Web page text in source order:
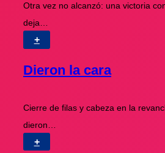
Otra vez no alcanzó: una victoria
deja…
+
Dieron la cara
Cierre de filas y cabeza en la
dieron…
+